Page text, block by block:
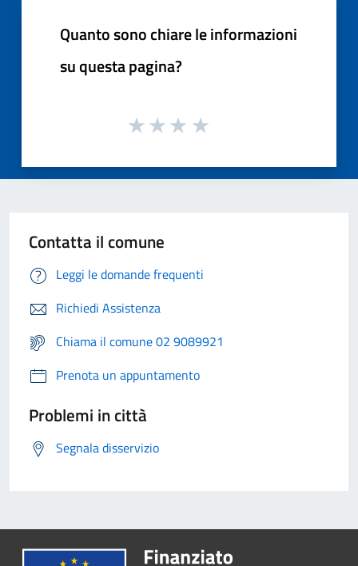
Quanto sono chiare le informazioni
su questa pagina?
Contatta il comune
Leggi le domande frequenti
Richiedi Assistenza
Chiama il comune 02 9089921
Prenota un appuntamento
Problemi in città
Segnala disservizio